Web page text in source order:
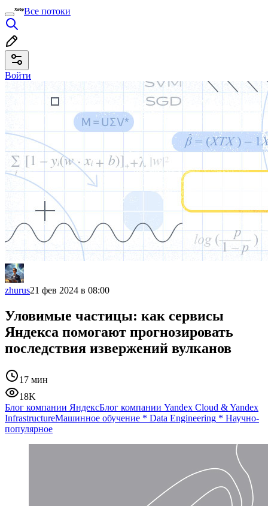
Все потоки
Войти
zhurus21 фев 2024 в 08:00
Уловимые частицы: как сервисы
Яндекса помогают прогнозировать
последствия извержений вулканов
17 мин
18K
Блог компании ЯндексБлог компании Yandex Cloud & Yandex
InfrastructureМашинное обучение * Data Engineering * Научно-
популярное